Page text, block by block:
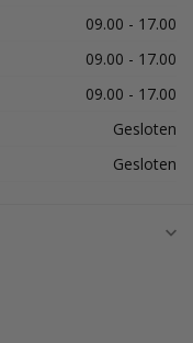
09.00 - 17.00
09.00 - 17.00
09.00 - 17.00
Gesloten
Gesloten